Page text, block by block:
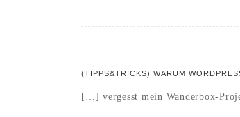
(TIPPS&TRICKS) WARUM
[…] vergesst mein Wanderbox-